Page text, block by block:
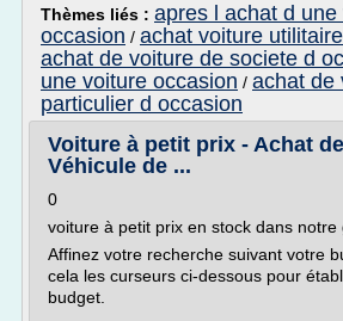
Thèmes liés : apres l achat d une
occasion / achat voiture
achat de voiture de societe d
une voiture occasion / achat de
particulier d occasion
Voiture à petit prix - Achat
Véhicule de ...
0
voiture à petit prix en stock dans notre
Affinez votre recherche suivant votre
cela les curseurs ci-dessous pour
budget.